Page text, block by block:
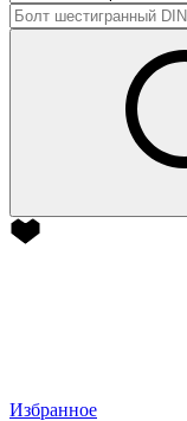
Избранное